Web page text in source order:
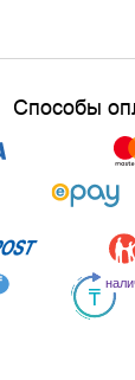
Способы